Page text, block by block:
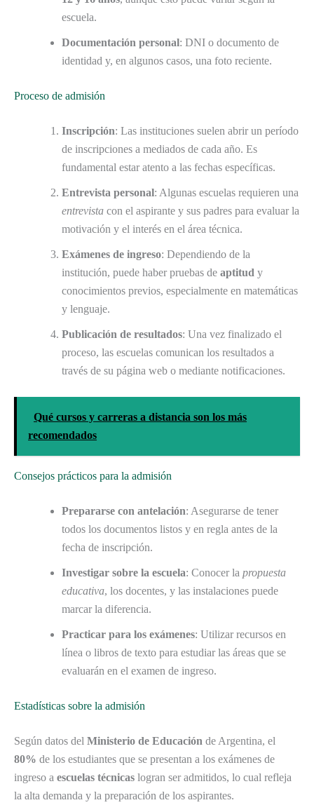
escuela.
Documentación personal: DNI o documento de
identidad y, en algunos casos, una foto reciente.
Proceso de admisión
Inscripción: Las instituciones suelen abrir un período
de inscripciones a mediados de cada año. Es
fundamental estar atento a las fechas específicas.
Entrevista personal: Algunas escuelas requieren una
entrevista con el aspirante y sus padres para evaluar la
motivación y el interés en el área técnica.
Exámenes de ingreso: Dependiendo de la
institución, puede haber pruebas de aptitud y
conocimientos previos, especialmente en matemáticas
y lenguaje.
Publicación de resultados: Una vez finalizado el
proceso, las escuelas comunican los resultados a
través de su página web o mediante notificaciones.
Qué cursos y carreras a distancia son los más
recomendados
Consejos prácticos para la admisión
Prepararse con antelación: Asegurarse de tener
todos los documentos listos y en regla antes de la
fecha de inscripción.
Investigar sobre la escuela: Conocer la propuesta
educativa, los docentes, y las instalaciones puede
marcar la diferencia.
Practicar para los exámenes: Utilizar recursos en
línea o libros de texto para estudiar las áreas que se
evaluarán en el examen de ingreso.
Estadísticas sobre la admisión
Según datos del Ministerio de Educación de Argentina, el
80% de los estudiantes que se presentan a los exámenes de
ingreso a escuelas técnicas logran ser admitidos, lo cual refleja
la alta demanda y la preparación de los aspirantes.